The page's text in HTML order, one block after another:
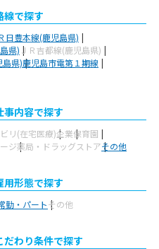
線で探す
日豊本線(鹿児島県)
県) ＪＲ吉都線(鹿児島県)
島県)鹿児島市電第１期線
事内容で探す
リ(在宅医療)企業保育園
ジ薬局・ドラッグストアその他
用形態で探す
勤・パートその他
わり条件で探す